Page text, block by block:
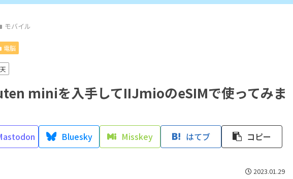
モバイル
電脳
miniを入手してIIJmioのeSIMで使ってみま
Bluesky Misskey はてブ コピー
2023.01.29